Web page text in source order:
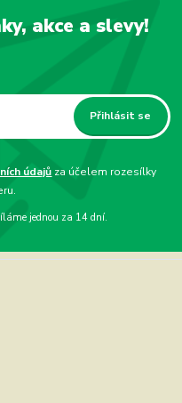
akce a slevy!
Přihlásit se
údajů za účelem rozesílky
jednou za 14 dní.